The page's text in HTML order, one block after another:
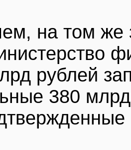
на том же
рублей
380